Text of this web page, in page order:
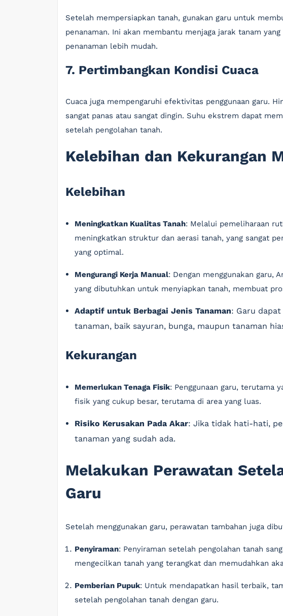
Setelah mempersiapkan tanah, gunakan garu untuk
penanaman. Ini akan membantu menjaga jarak tanam
penanaman lebih mudah.
7. Pertimbangkan Kondisi Cuaca
Cuaca juga mempengaruhi efektivitas penggunaan garu.
sangat panas atau sangat dingin. Suhu ekstrem dapat
setelah pengolahan tanah.
Kelebihan dan Kekurangan
Kelebihan
Meningkatkan Kualitas Tanah: Melalui pemeliharaan
meningkatkan struktur dan aerasi tanah, yang sangat
yang optimal.
Mengurangi Kerja Manual: Dengan menggunakan garu,
yang dibutuhkan untuk menyiapkan tanah, membuat
Adaptif untuk Berbagai Jenis Tanaman: Garu
tanaman, baik sayuran, bunga, maupun tanaman
Kekurangan
Memerlukan Tenaga Fisik: Penggunaan garu, terutama
fisik yang cukup besar, terutama di area yang luas.
Risiko Kerusakan Pada Akar: Jika tidak hati-hati,
tanaman yang sudah ada.
Melakukan Perawatan
Garu
Setelah menggunakan garu, perawatan tambahan juga
Penyiraman: Penyiraman setelah pengolahan tanah
mengecilkan tanah yang terangkat dan memudahkan
Pemberian Pupuk: Untuk mendapatkan hasil terbaik,
setelah pengolahan tanah dengan garu.